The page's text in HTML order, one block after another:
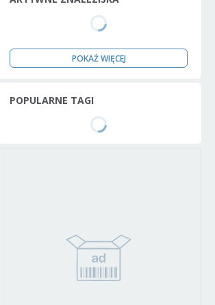
POKAŻ WIĘCEJ
POPULARNE TAGI